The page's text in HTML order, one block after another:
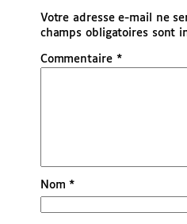
Votre adresse e-mail ne
champs obligatoires sont
Commentaire *
Nom*